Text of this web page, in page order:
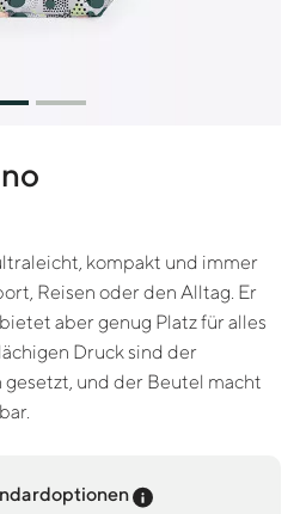
kompakt und immer
Reisen oder den Alltag. Er
aber genug Platz für alles
Druck sind der
und der Beutel macht
Preis-Tooltip